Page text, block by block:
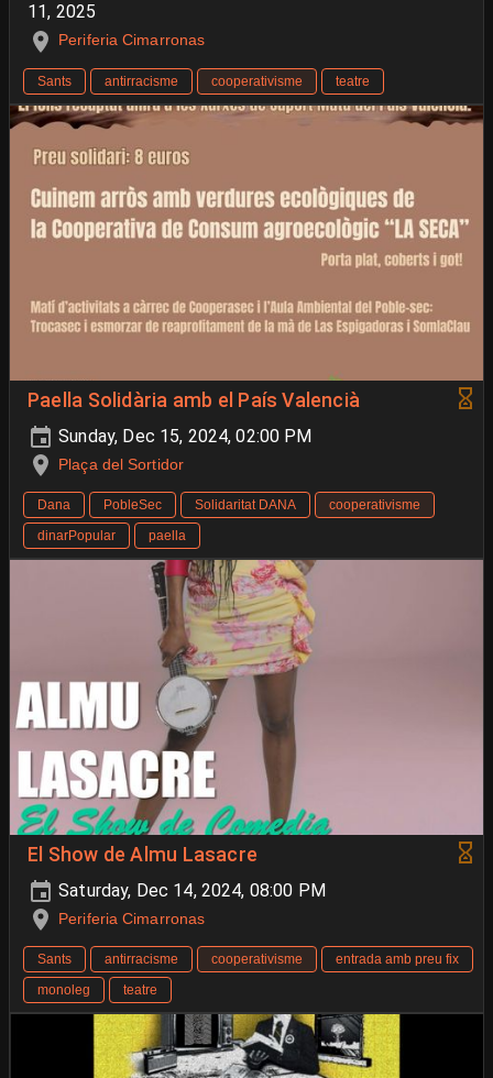
11, 2025
Periferia Cimarronas
Sants antirracisme cooperativisme teatre
Paella Solidària amb el País Valencià
Sunday, Dec 15, 2024, 02:00 PM
Plaça del Sortidor
Dana PobleSec Solidaritat DANA
cooperativisme
dinarPopular
paella
El Show de Almu Lasacre
Saturday, Dec 14, 2024, 08:00 PM
Periferia Cimarronas
Sants antirracisme cooperativisme
entrada amb preu fix
monoleg
teatre